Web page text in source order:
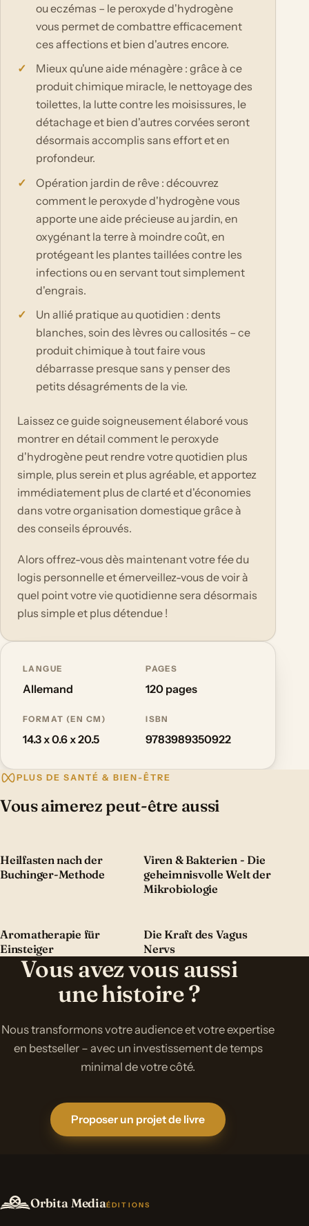
ou eczémas – le peroxyde d'hydrogène
vous permet de combattre efficacement
ces affections et bien d'autres encore.
Mieux qu'une aide ménagère : grâce à ce
produit chimique miracle, le nettoyage des
toilettes, la lutte contre les moisissures, le
détachage et bien d'autres corvées seront
désormais accomplis sans effort et en
profondeur.
Opération jardin de rêve : découvrez
comment le peroxyde d'hydrogène vous
apporte une aide précieuse au jardin, en
oxygénant la terre à moindre coût, en
protégeant les plantes taillées contre les
infections ou en servant tout simplement
d'engrais.
Un allié pratique au quotidien : dents
blanches, soin des lèvres ou callosités – ce
produit chimique à tout faire vous
débarrasse presque sans y penser des
petits désagréments de la vie.
Laissez ce guide soigneusement élaboré vous
montrer en détail comment le peroxyde
d'hydrogène peut rendre votre quotidien plus
simple, plus serein et plus agréable, et apportez
immédiatement plus de clarté et d'économies
dans votre organisation domestique grâce à
des conseils éprouvés.
Alors offrez-vous dès maintenant votre fée du
logis personnelle et émerveillez-vous de voir à
quel point votre vie quotidienne sera désormais
plus simple et plus détendue !
LANGUE
Allemand
PAGES
120 pages
FORMAT (EN CM)
14.3 x 0.6 x 20.5
ISBN
9783989350922
PLUS DE SANTÉ & BIEN-ÊTRE
Vous aimerez peut-être aussi
Heilfasten nach der
Buchinger-Methode
Viren & Bakterien - Die
geheimnisvolle Welt der
Mikrobiologie
Aromatherapie für
Einsteiger
Die Kraft des Vagus
Nervs
Vous avez vous aussi
une histoire ?
Nous transformons votre audience et votre expertise
en bestseller – avec un investissement de temps
minimal de votre côté.
Proposer un projet de livre
Orbita MediaÉDITIONS